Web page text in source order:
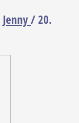
Jenny/20.